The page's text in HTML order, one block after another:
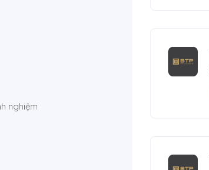
nghiệm